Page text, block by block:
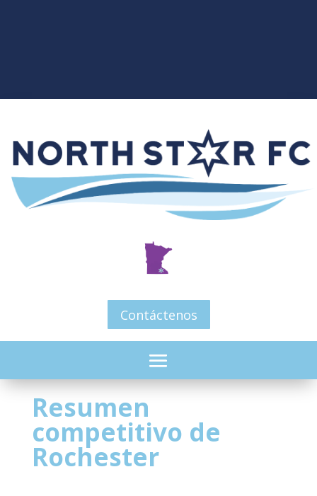
Contáctenos
Resumen
competitivo de
Rochester